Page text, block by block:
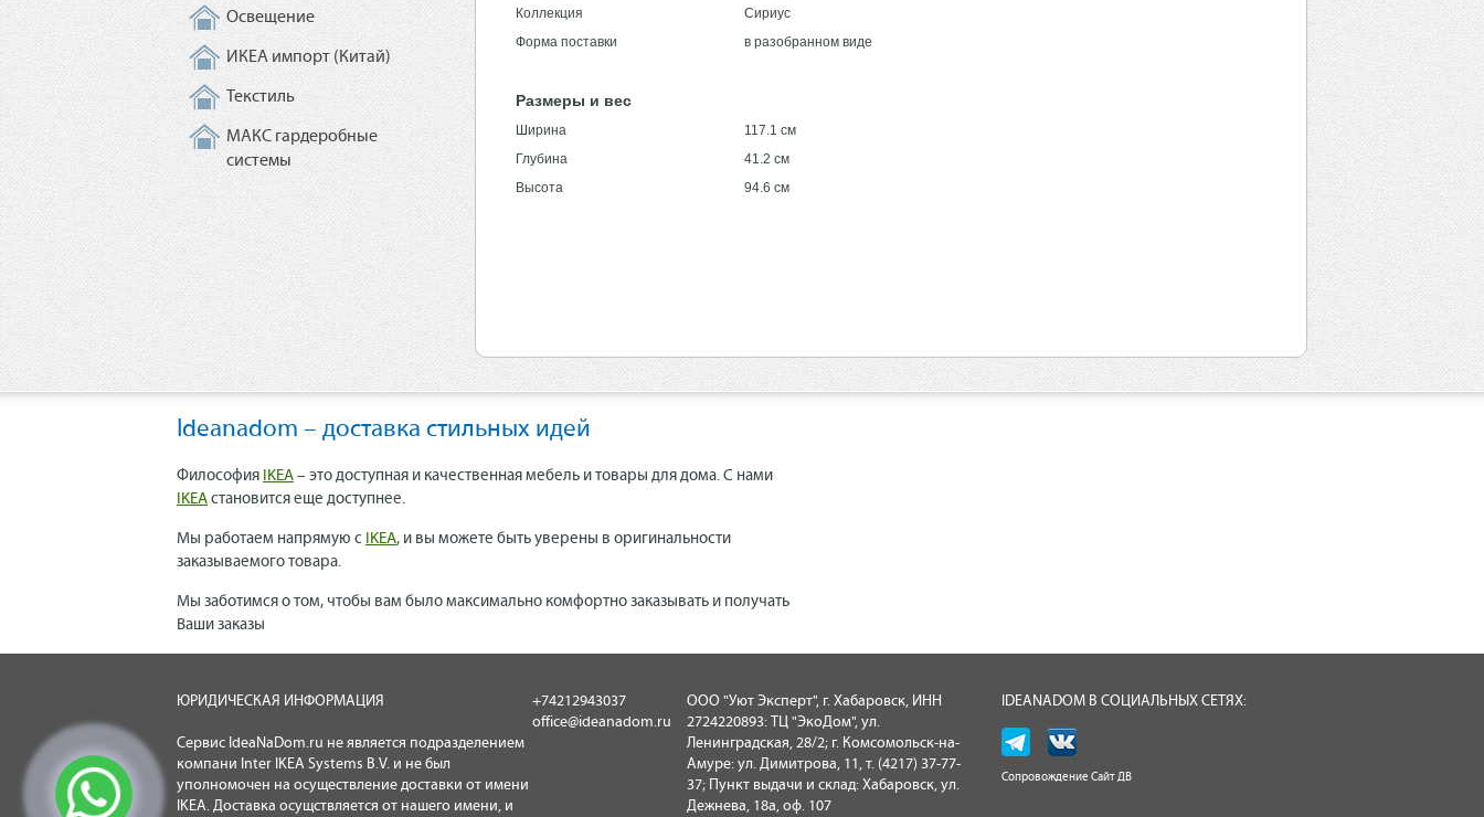
Освещение
ИКЕА импорт (Китай)
Текстиль
МАКС гардеробные
системы
Коллекция
Сириус
Форма поставки
в разобранном виде
Размеры и вес
Ширина
117.1 см
Глубина
41.2 см
Высота
94.6 см
Ideanadom – доставка стильных идей
Философия IKEA – это доступная и качественная мебель и товары для дома. С нами
IKEA становится еще доступнее.
Мы работаем напрямую с IKEA, и вы можете быть уверены в оригинальности
заказываемого товара.
Мы заботимся о том, чтобы вам было максимально комфортно заказывать и получать
Ваши заказы
ЮРИДИЧЕСКАЯ ИНФОРМАЦИЯ
Сервис IdeaNaDom.ru не является подразделением
компани Inter IKEA Systems B.V. и не был
уполномочен на осуществление доставки от имени
IKEA. Доставка осущствляется от нашего имени, и
+74212943037
office@ideanadom.ru
ООО "Уют Эксперт", г. Хабаровск, ИНН
2724220893: ТЦ "ЭкоДом", ул.
Ленинградская, 28/2; г. Комсомольск-на-
Амуре: ул. Димитрова, 11, т. (4217) 37-77-
37; Пункт выдачи и склад: Хабаровск, ул.
Дежнева, 18а, оф. 107
IDEANADOM В СОЦИАЛЬНЫХ СЕТЯХ:
Сопровождение Сайт ДВ